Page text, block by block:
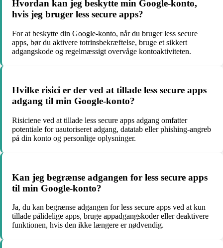
Hvordan kan jeg beskytte min Google-konto,
hvis jeg bruger less secure apps?
For at beskytte din Google-konto, når du bruger less secure
apps, bør du aktivere totrinsbekræftelse, bruge et sikkert
adgangskode og regelmæssigt overvåge kontoaktiviteten.
Hvilke risici er der ved at tillade less secure apps
adgang til min Google-konto?
Risiciene ved at tillade less secure apps adgang omfatter
potentiale for uautoriseret adgang, datatab eller phishing-angreb
på din konto og personlige oplysninger.
Kan jeg begrænse adgangen for less secure apps
til min Google-konto?
Ja, du kan begrænse adgangen for less secure apps ved at kun
tillade pålidelige apps, bruge appadgangskoder eller deaktivere
funktionen, hvis den ikke længere er nødvendig.